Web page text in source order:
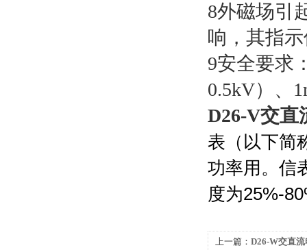
8外磁场引
响，其指
9安全要求
0.5kV）、
D26-V交直
表（以下简
功率用。信
度为25%-
上一篇： D26-W交直